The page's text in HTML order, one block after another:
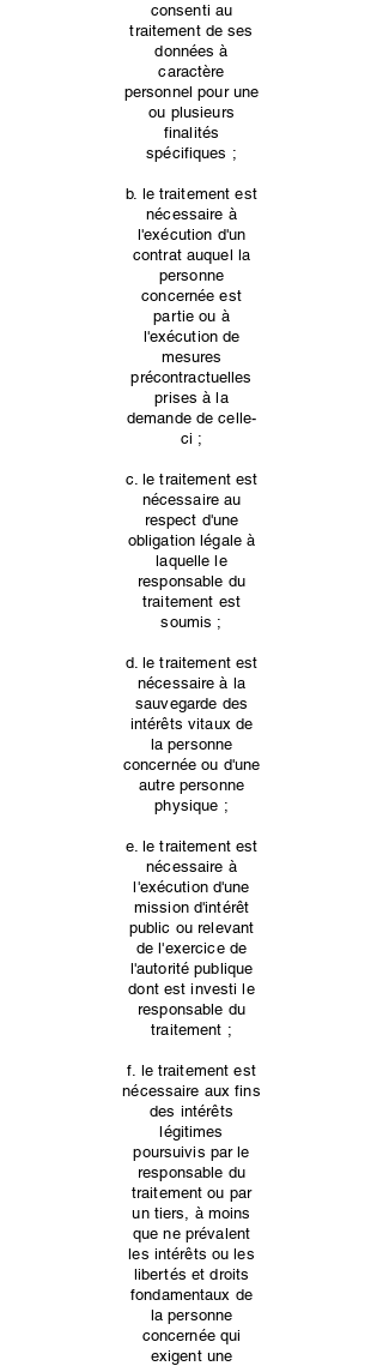
consenti au
traitement de ses
données à
caractère
personnel pour une
ou plusieurs
finalités
spécifiques ;
b. le traitement est
nécessaire à
l'exécution d'un
contrat auquel la
personne
concernée est
partie ou à
l'exécution de
mesures
précontractuelles
prises à la
demande de celle-
ci ;
c. le traitement est
nécessaire au
respect d'une
obligation légale à
laquelle le
responsable du
traitement est
soumis ;
d. le traitement est
nécessaire à la
sauvegarde des
intérêts vitaux de
la personne
concernée ou d'une
autre personne
physique ;
e. le traitement est
nécessaire à
l'exécution d'une
mission d'intérêt
public ou relevant
de l'exercice de
l'autorité publique
dont est investi le
responsable du
traitement ;
f. le traitement est
nécessaire aux fins
des intérêts
légitimes
poursuivis par le
responsable du
traitement ou par
un tiers, à moins
que ne prévalent
les intérêts ou les
libertés et droits
fondamentaux de
la personne
concernée qui
exigent une